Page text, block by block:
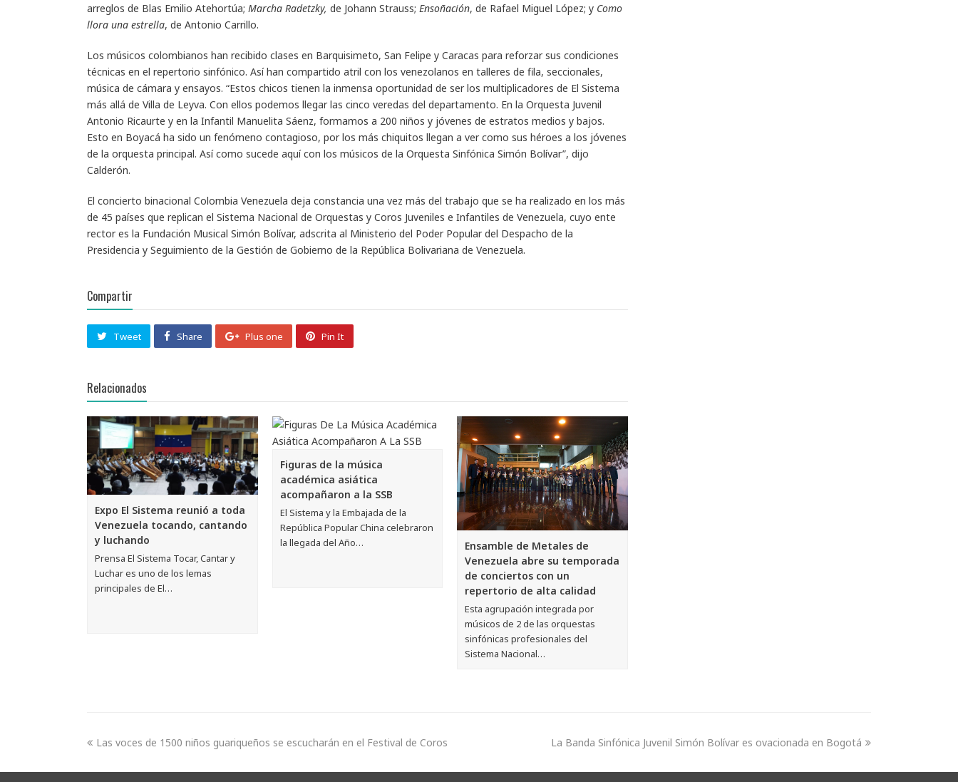
arreglos de Blas Emilio Atehortúa; Marcha Radetzky, de Johann Strauss; Ensoñación, de Rafael Miguel López; y Como
llora una estrella, de Antonio Carrillo.
Los músicos colombianos han recibido clases en Barquisimeto, San Felipe y Caracas para reforzar sus condiciones
técnicas en el repertorio sinfónico. Así han compartido atril con los venezolanos en talleres de fila, seccionales,
música de cámara y ensayos. “Estos chicos tienen la inmensa oportunidad de ser los multiplicadores de El Sistema
más allá de Villa de Leyva. Con ellos podemos llegar las cinco veredas del departamento. En la Orquesta Juvenil
Antonio Ricaurte y en la Infantil Manuelita Sáenz, formamos a 200 niños y jóvenes de estratos medios y bajos.
Esto en Boyacá ha sido un fenómeno contagioso, por los más chiquitos llegan a ver como sus héroes a los jóvenes
de la orquesta principal. Así como sucede aquí con los músicos de la Orquesta Sinfónica Simón Bolívar”, dijo
Calderón.
El concierto binacional Colombia Venezuela deja constancia una vez más del trabajo que se ha realizado en los más
de 45 países que replican el Sistema Nacional de Orquestas y Coros Juveniles e Infantiles de Venezuela, cuyo ente
rector es la Fundación Musical Simón Bolívar, adscrita al Ministerio del Poder Popular del Despacho de la
Presidencia y Seguimiento de la Gestión de Gobierno de la República Bolivariana de Venezuela.
Compartir
Tweet Share Plus one Pin It
Relacionados
Expo El Sistema reunió a toda
Venezuela tocando, cantando
y luchando
Prensa El Sistema Tocar, Cantar y
Luchar es uno de los lemas
principales de El…
Figuras de la música
académica asiática
acompañaron a la SSB
El Sistema y la Embajada de la
República Popular China celebraron
la llegada del Año…
Ensamble de Metales de
Venezuela abre su temporada
de conciertos con un
repertorio de alta calidad
Esta agrupación integrada por
músicos de 2 de las orquestas
sinfónicas profesionales del
Sistema Nacional…
Las voces de 1500 niños guariqueños se escucharán en el Festival de Coros La Banda Sinfónica Juvenil Simón Bolívar es ovacionada en Bogotá